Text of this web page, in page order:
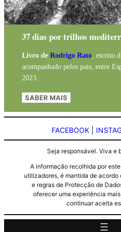
37 dias por trilhos
Livro de Rodrigo Rato, escrito
acompanhado pelos pais, entre
2023.
SABER MAIS
FACEBOOK
Seja responsável. Viva e
A informação recolhida por
utilizadores, é mantida de
e regras de Protecção de
oferecer uma experiência
continuar aceita